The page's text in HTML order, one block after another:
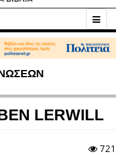
LERWILL
721